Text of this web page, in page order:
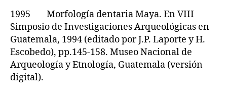
1995 Morfología dentaria Maya. En VIII
Simposio de Investigaciones Arqueológicas en
Guatemala, 1994 (editado por J.P. Laporte y H.
Escobedo), pp.145-158. Museo Nacional de
Arqueología y Etnología, Guatemala (versión
digital).